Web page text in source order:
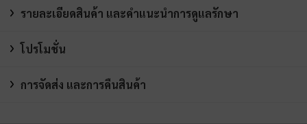
รายละเอียดสินค้า และคำแนะนำการดูแลรักษา
โปรโมชั่น
การจัดส่ง และการคืนสินค้า